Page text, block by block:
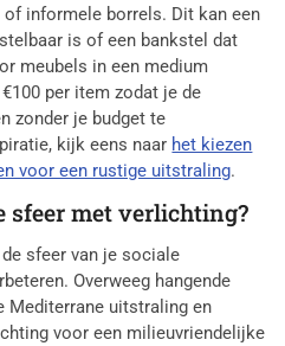
informele borrels. Dit kan een
is of een bankstel dat
meubels in een medium
per item zodat je de
zonder je budget te
kijk eens naar het kiezen
voor een rustige uitstraling.
sfeer met verlichting?
sfeer van je sociale
Overweeg hangende
Mediterrane uitstraling en
voor een milieuvriendelijke